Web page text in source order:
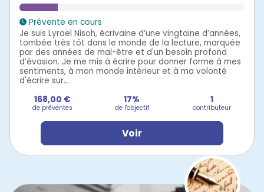
Prévente en cours
Je suis Lyraël Nisoh, écrivaine d’une vingtaine d’années,
tombée très tôt dans le monde de la lecture, marquée
par des années de mal-être et d'un besoin profond
d’évasion. Je me mis à écrire pour donner forme à mes
sentiments, à mon monde intérieur et à ma volonté
d'écrire sur...
168,00 €
de préventes
17%
de l'objectif
1
contributeur
Voir